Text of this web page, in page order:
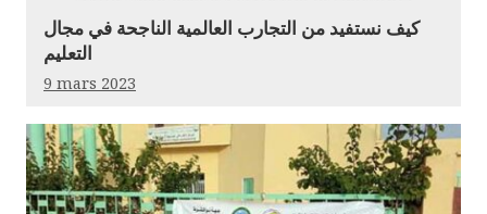
كيف نستفيد من التجارب العالمية الناجحة في مجال
التعليم
9 mars 2023